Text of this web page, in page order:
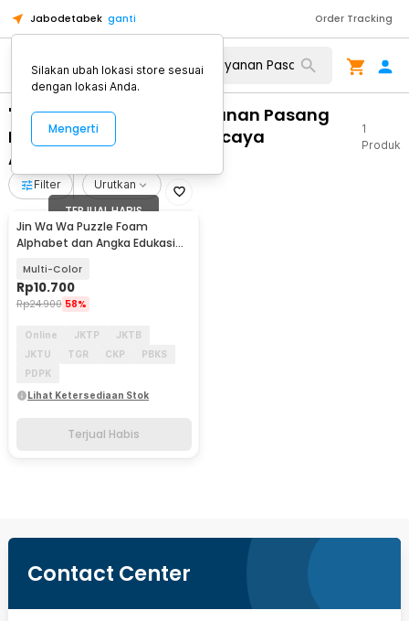
Jabodetabek ganti Order Tracking
"WA 0859 3970 0884 Layanan Pasang
Pintu Kaca Double Terpercaya
Argomulyo Salatiga"
1
Produk
Filter Urutkan
TERJUAL HABIS
Jin Wa Wa Puzzle Foam
Alphabet dan Angka Edukasi
Multi-Color
Rp10.700
Rp24.900 58%
Online JKTP
JKTB
JKTU
TGR CKP
PBKS
PDPK
Lihat Ketersediaan Stok
Terjual Habis
Contact Center
Silakan ubah lokasi store sesuai
dengan lokasi Anda.
Mengerti